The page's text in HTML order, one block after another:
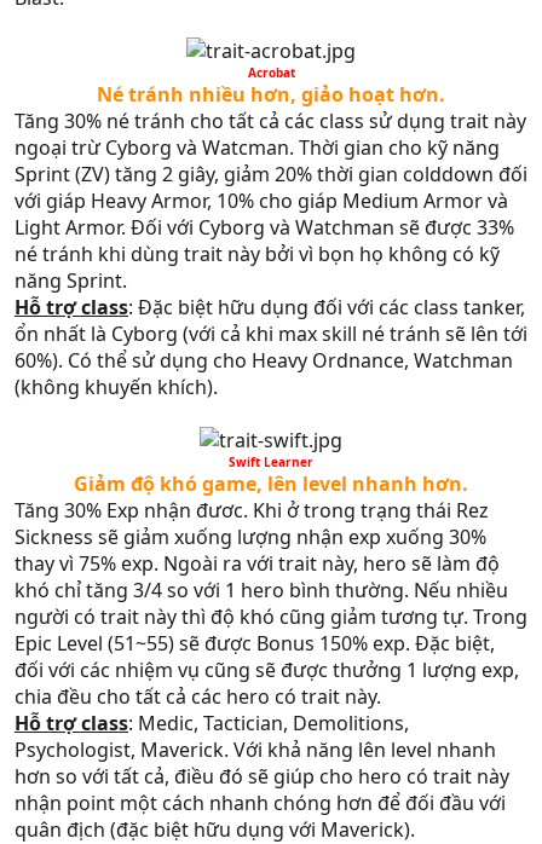
Acrobat​
Né tránh nhiều hơn, giảo hoạt hơn.​
Tăng 30% né tránh cho tất cả các class sử dụng trait này
ngoại trừ Cyborg và Watcman. Thời gian cho kỹ năng
Sprint (ZV) tăng 2 giây, giảm 20% thời gian colddown đối
với giáp Heavy Armor, 10% cho giáp Medium Armor và
Light Armor. Đối với Cyborg và Watchman sẽ được 33%
né tránh khi dùng trait này bởi vì bọn họ không có kỹ
năng Sprint.
Hỗ trợ class: Đặc biệt hữu dụng đối với các class tanker,
ổn nhất là Cyborg (với cả khi max skill né tránh sẽ lên tới
60%). Có thể sử dụng cho Heavy Ordnance, Watchman
(không khuyến khích).
Swift Learner​
Giảm độ khó game, lên level nhanh hơn.​
Tăng 30% Exp nhận đươc. Khi ở trong trạng thái Rez
Sickness sẽ giảm xuống lượng nhận exp xuống 30%
thay vì 75% exp. Ngoài ra với trait này, hero sẽ làm độ
khó chỉ tăng 3/4 so với 1 hero bình thường. Nếu nhiều
người có trait này thì độ khó cũng giảm tương tự. Trong
Epic Level (51~55) sẽ được Bonus 150% exp. Đặc biệt,
đối với các nhiệm vụ cũng sẽ được thưởng 1 lượng exp,
chia đều cho tất cả các hero có trait này.
Hỗ trợ class: Medic, Tactician, Demolitions,
Psychologist, Maverick. Với khả năng lên level nhanh
hơn so với tất cả, điều đó sẽ giúp cho hero có trait này
nhận point một cách nhanh chóng hơn để đối đầu với
quân địch (đặc biệt hữu dụng với Maverick).